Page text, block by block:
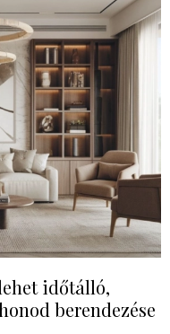
időtálló,
berendezése